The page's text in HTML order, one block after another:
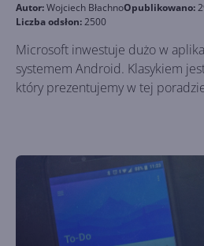
Autor:Wojciech BłachnoOpublikowano:
Liczba odsłon:2500
Microsoft inwestuje dużo w
systemem Android. Klasykiem
który prezentujemy w tej